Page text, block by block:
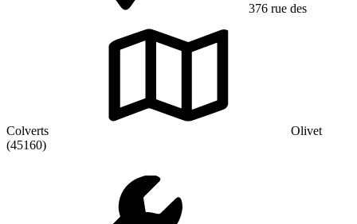
376 rue des
Colverts
Olivet
(45160)